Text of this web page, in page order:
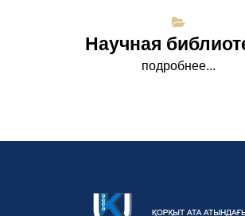
Научная
подробнее...